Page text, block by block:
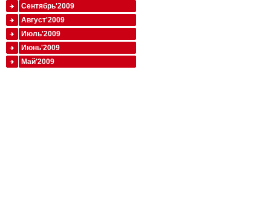
Сентябрь'2009
Август'2009
Июль'2009
Июнь'2009
Май'2009